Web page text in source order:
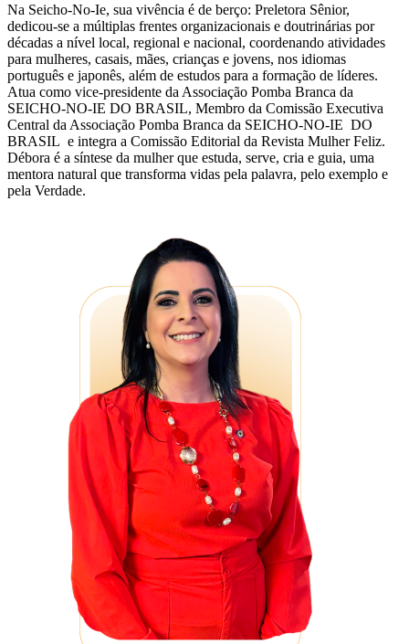
Na Seicho-No-Ie, sua vivência é de berço: Preletora Sênior,
dedicou-se a múltiplas frentes organizacionais e doutrinárias por
décadas a nível local, regional e nacional, coordenando atividades
para mulheres, casais, mães, crianças e jovens, nos idiomas
português e japonês, além de estudos para a formação de líderes.
Atua como vice-presidente da Associação Pomba Branca da
SEICHO-NO-IE DO BRASIL, Membro da Comissão Executiva
Central da Associação Pomba Branca da SEICHO-NO-IE DO
BRASIL e integra a Comissão Editorial da Revista Mulher Feliz.
Débora é a síntese da mulher que estuda, serve, cria e guia, uma
mentora natural que transforma vidas pela palavra, pelo exemplo e
pela Verdade.